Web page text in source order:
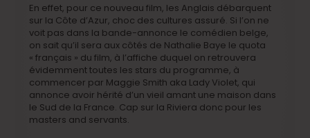
En effet, pour ce nouveau film, les Anglais débarquent
sur la Côte d’Azur, choc des cultures assuré. Si l’on ne
voit pas dans la bande-annonce le comédien belge,
on sait qu’il sera aux côtés de Nathalie Baye le quota
« français » du film, à l’affiche duquel on retrouvera
évidemment toutes les stars du programme, à
commencer par Maggie Smith aka Lady Violet, qui
annonce avoir hérité d’un vieil amant une maison dans
le Sud de la France. Cap sur la Riviera donc pour les
masters and servants.